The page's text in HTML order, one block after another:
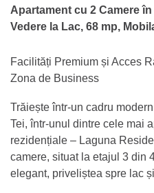
Apartament cu 2 Camere
Vedere la Lac, 68 mp,
Facilități Premium și Acces
Zona de Business
Trăiește într-un cadru
Tei, într-unul dintre cele mai
rezidențiale – Laguna
camere, situat la etajul 3 din
elegant, priveliștea spre lac